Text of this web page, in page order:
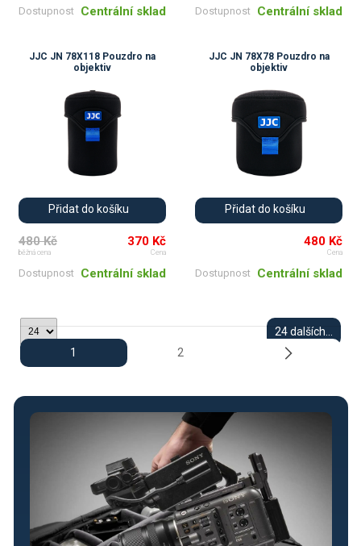
Dostupnost Centrální sklad Dostupnost Centrální sklad
JJC JN 78X118 Pouzdro na
objektiv
Přidat do košíku
480 Kč
běžná cena
370 Kč
Cena
Dostupnost Centrální sklad
JJC JN 78X78 Pouzdro na
objektiv
Přidat do košíku
480 Kč
Cena
Dostupnost Centrální sklad
24 dalších...
1
2